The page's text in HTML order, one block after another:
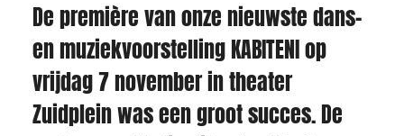
De première van onze nieuwste dans-
en muziekvoorstelling KABITENI op
vrijdag 7 november in theater
Zuidplein was een groot succes. De